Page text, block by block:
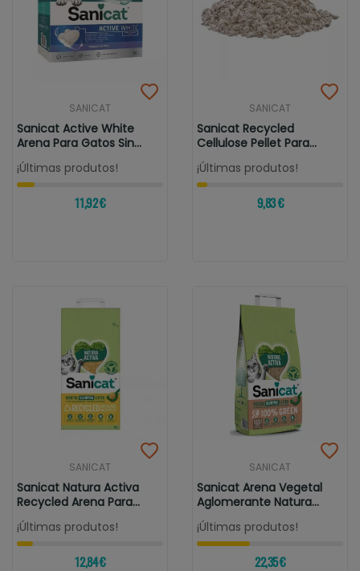
SANICAT
Sanicat Active White
Arena Para Gatos Sin
Perfume
¡Últimas produtos!
11,92 €
SANICAT
Sanicat Recycled
Cellulose Pellet Para
Gatos
¡Últimas produtos!
9,83 €
SANICAT
Sanicat Natura Activa
Recycled Arena Para
Gatos
¡Últimas produtos!
12,84 €
SANICAT
Sanicat Arena Vegetal
Aglomerante Natura
Activa 100%...
¡Últimas produtos!
22,35 €